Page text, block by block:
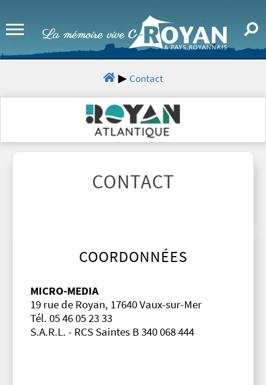
Contact
CONTACT
COORDONNÉES
MICRO-MEDIA
19 rue de Royan, 17640 Vaux-sur-Mer
Tél. 05 46 05 23 33
S.A.R.L. - RCS Saintes B 340 068 444